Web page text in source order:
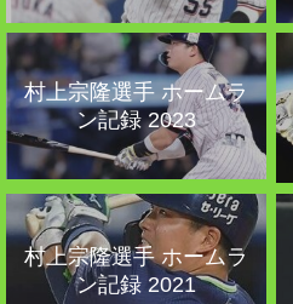
村上宗隆選手 ホームラ
ン記録 2023
村上宗隆選手 ホームラ
ン記録 2021